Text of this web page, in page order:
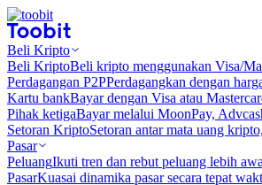
Beli Kripto
Beli KriptoBeli kripto menggunakan Visa/
Perdagangan P2PPerdagangkan dengan
Kartu bankBayar dengan Visa atau
Pihak ketigaBayar melalui MoonPay,
Setoran KriptoSetoran antar mata uang
Pasar
PeluangIkuti tren dan rebut peluang lebih
PasarKuasai dinamika pasar secara tepat